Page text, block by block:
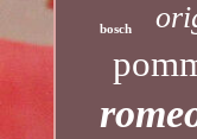
bosch